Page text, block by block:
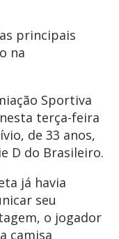
principais
na
Sportiva
terça-feira
de 33 anos,
D do Brasileiro.
já havia
seu
o jogador
camisa